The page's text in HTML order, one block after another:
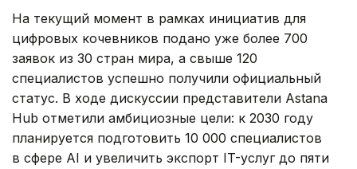
На текущий момент в рамках инициатив для
цифровых кочевников подано уже более 700
заявок из 30 стран мира, а свыше 120
специалистов успешно получили официальный
статус. В ходе дискуссии представители Astana
Hub отметили амбициозные цели: к 2030 году
планируется подготовить 10 000 специалистов
в сфере AI и увеличить экспорт IT-услуг до пяти